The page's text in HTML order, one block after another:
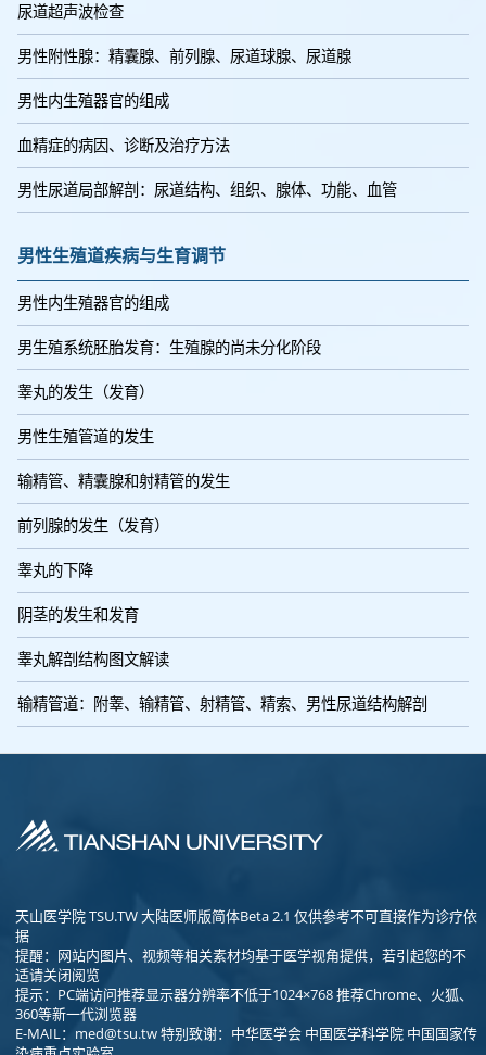
尿道超声波检查
男性附性腺：精囊腺、前列腺、尿道球腺、尿道腺
男性内生殖器官的组成
血精症的病因、诊断及治疗方法
男性尿道局部解剖：尿道结构、组织、腺体、功能、血管
男性生殖道疾病与生育调节
男性内生殖器官的组成
男生殖系统胚胎发育：生殖腺的尚未分化阶段
睾丸的发生（发育）
男性生殖管道的发生
输精管、精囊腺和射精管的发生
前列腺的发生（发育）
睾丸的下降
阴茎的发生和发育
睾丸解剖结构图文解读
输精管道：附睾、输精管、射精管、精索、男性尿道结构解剖
天山医学院 TSU.TW 大陆医师版简体Beta 2.1 仅供参考不可直接作为诊疗依
据
提醒：网站内图片、视频等相关素材均基于医学视角提供，若引起您的不
适请关闭阅览
提示：PC端访问推荐显示器分辨率不低于1024×768 推荐Chrome、火狐、
360等新一代浏览器
E-MAIL： med@tsu.tw特别致谢：中华医学会 中国医学科学院 中国国家传